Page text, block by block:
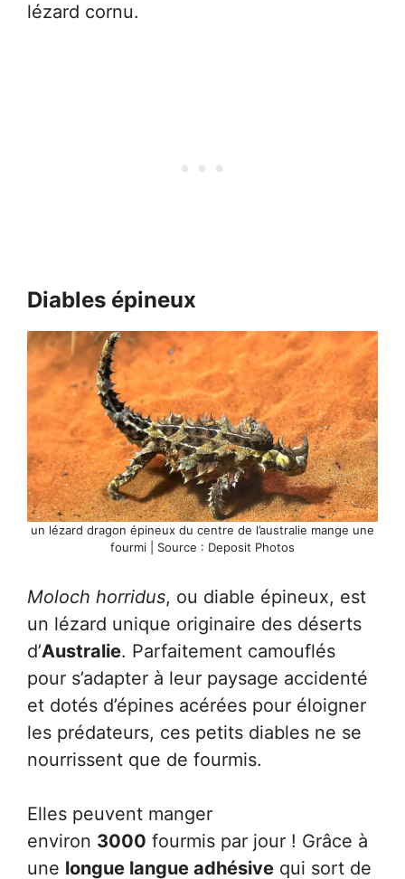
lézard cornu.
Diables épineux
un lézard dragon épineux du centre de l’australie mange une
fourmi | Source : Deposit Photos
Moloch horridus, ou diable épineux, est
un lézard unique originaire des déserts
d’Australie. Parfaitement camouflés
pour s’adapter à leur paysage accidenté
et dotés d’épines acérées pour éloigner
les prédateurs, ces petits diables ne se
nourrissent que de fourmis.
Elles peuvent manger
environ 3000 fourmis par jour ! Grâce à
une longue langue adhésive qui sort de